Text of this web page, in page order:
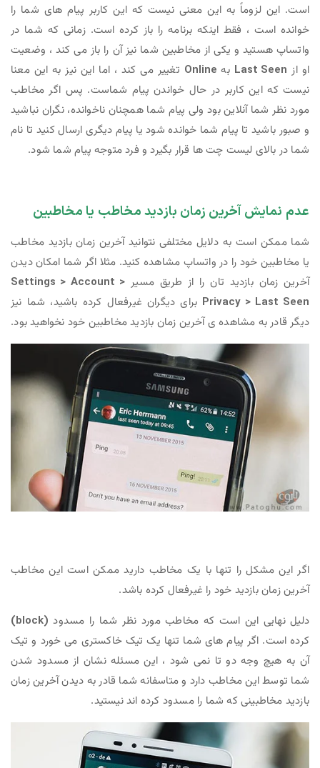
است. این لزوماً به این معنی نیست که این کاربر پیام های شما را
خوانده است ، فقط اینکه برنامه را باز کرده است. زمانی که شما در
واتساپ هستید و یکی از مخاطبین شما نیز آن را باز می کند ، وضعیت
او از Last Seen به Online تغییر می کند ، اما این نیز به این معنا
نیست که این کاربر در حال خواندن پیام شماست. پس اگر مخاطب
مورد نظر شما آنلاین بود ولی پیام شما همچنان ناخوانده، نگران نباشید
و صبور باشید تا پیام شما خوانده شود یا پیام دیگری ارسال کنید تا نام
شما در بالای لیست چت ها قرار بگیرد و فرد متوجه پیام شما شود.
عدم نمایش آخرین زمان بازدید مخاطب یا مخاطبین
شما ممکن است به دلایل مختلفی نتوانید آخرین زمان بازدید مخاطب
یا مخاطبین خود را در واتساپ مشاهده کنید. مثلا اگر شما امکان دیدن
آخرین زمان بازدید تان را از طریق مسیر Settings > Account >
Privacy > Last Seen برای دیگران غیرفعال کرده باشید، شما نیز
دیگر قادر به مشاهده ی آخرین زمان بازدید مخاطبین خود نخواهید بود.
اگر این مشکل را تنها با یک مخاطب دارید ممکن است این مخاطب
آخرین زمان بازدید خود را غیرفعال کرده باشد.
دلیل نهایی این است که مخاطب مورد نظر شما را مسدود (block)
کرده است. اگر پیام های شما تنها یک تیک خاکستری می خورد و تیک
آن به هیچ وجه دو تا نمی شود ، این مسئله نشان از مسدود شدن
شما توسط این مخاطب دارد و متاسفانه شما قادر به دیدن آخرین زمان
بازدید مخاطبینی که شما را مسدود کرده اند نیستید.